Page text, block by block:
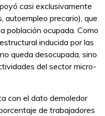
casi exclusivamente
autoempleo precario), que
población ocupada. Como
inducida por las
queda desocupada, sino
del sector micro-
con el dato demoledor
de trabajadores